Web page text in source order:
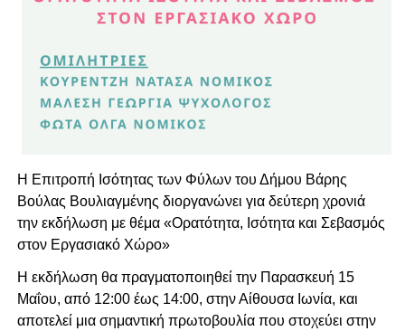
Η Επιτροπή Ισότητας των Φύλων του Δήμου Βάρης
Βούλας Βουλιαγμένης διοργανώνει για δεύτερη χρονιά
την εκδήλωση με θέμα «Ορατότητα, Ισότητα και Σεβασμός
στον Εργασιακό Χώρο»
Η εκδήλωση θα πραγματοποιηθεί την Παρασκευή 15
Μαΐου, από 12:00 έως 14:00, στην Αίθουσα Ιωνία, και
αποτελεί μια σημαντική πρωτοβουλία που στοχεύει στην